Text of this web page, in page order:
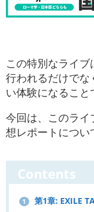
この特別なライ
行われるだけで
い体験になること
今回は、このラ
想レポートについ
Contents
1 第1章: EXILE